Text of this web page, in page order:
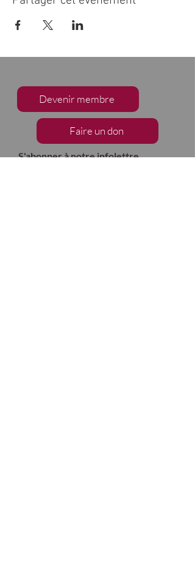
Devenir membre
Faire un don
S'abonner à notre infolettre